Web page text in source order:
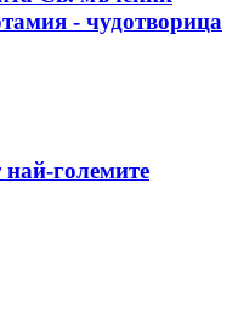
- чудотворица
големите